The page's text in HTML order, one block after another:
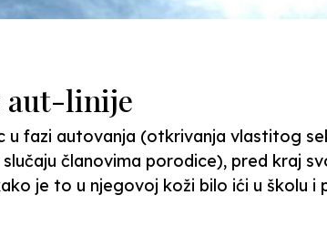
aut-linije
u fazi autovanja (otkrivanja vlastitog
članovima porodice), pred kraj
je to u njegovoj koži bilo ići u školu i